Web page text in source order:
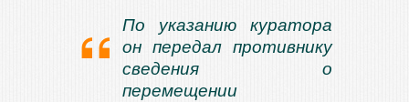
По указанию куратора
он передал противнику
сведения о
перемещении